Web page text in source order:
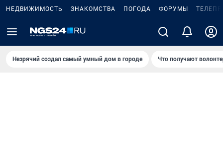
НЕДВИЖИМОСТЬ ЗНАКОМСТВА ПОГОДА ФОРУМЫ
Незрячий создал самый умный дом в городе Что получают